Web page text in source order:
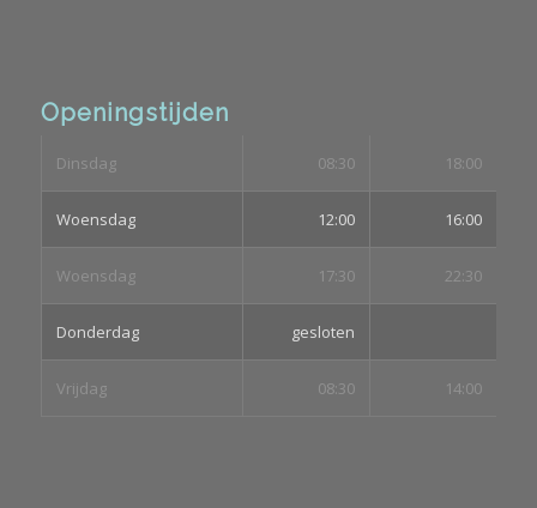
Openingstijden
Dinsdag 08:30 18:00
Woensdag 12:00 16:00
Woensdag 17:30 22:30
Donderdag gesloten
Vrijdag 08:30 14:00